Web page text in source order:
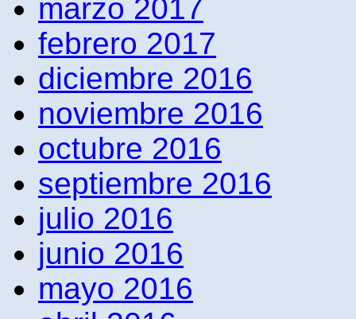
marzo 2017
febrero 2017
diciembre 2016
noviembre 2016
octubre 2016
septiembre 2016
julio 2016
junio 2016
mayo 2016